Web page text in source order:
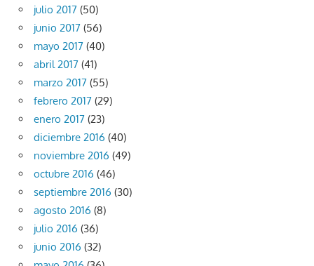
julio 2017 (50)
junio 2017 (56)
mayo 2017 (40)
abril 2017 (41)
marzo 2017 (55)
febrero 2017 (29)
enero 2017 (23)
diciembre 2016 (40)
noviembre 2016 (49)
octubre 2016 (46)
septiembre 2016 (30)
agosto 2016 (8)
julio 2016 (36)
junio 2016 (32)